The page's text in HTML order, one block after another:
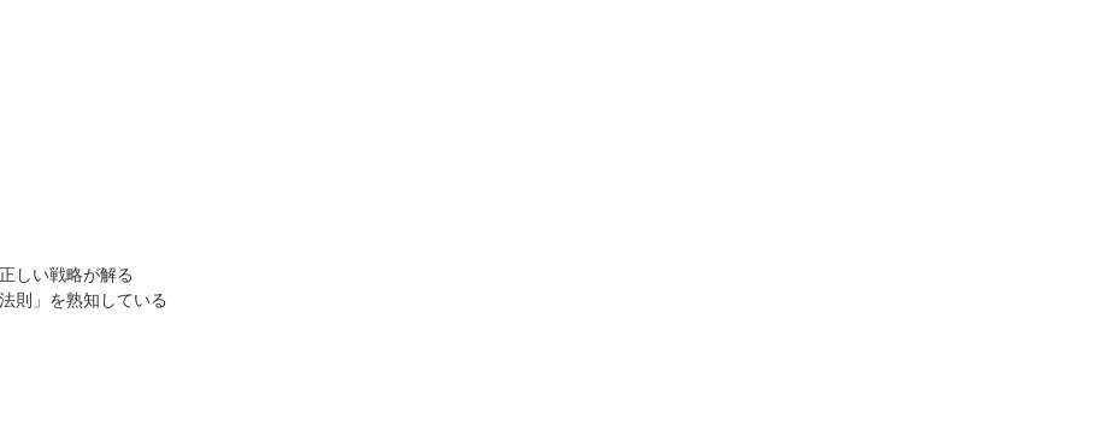
しい戦略が解る
則」を熟知している